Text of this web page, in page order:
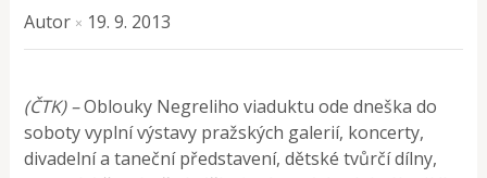
Autor × 19. 9. 2013
(ČTK) –Oblouky Negreliho viaduktu ode dneška do
soboty vyplní výstavy pražských galerií, koncerty,
divadelní a taneční představení, dětské tvůrčí dílny,